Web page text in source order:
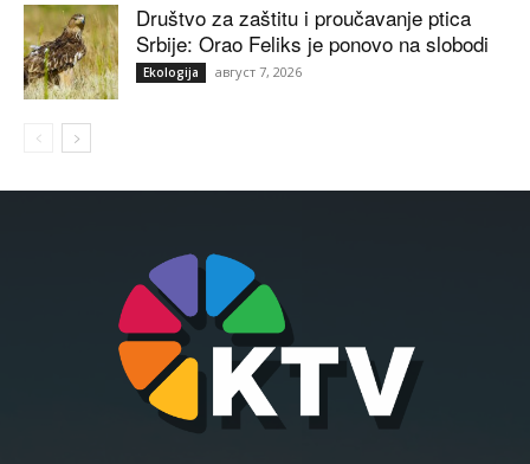
Društvo za zaštitu i proučavanje ptica
Srbije: Orao Feliks je ponovo na slobodi
Ekologija август 7, 2026